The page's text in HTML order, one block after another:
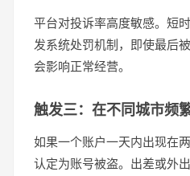
平台对投诉率高度敏感。短
发系统处罚机制，即使最后
会影响正常经营。
触发三：在不同城市频
如果一个账户一天内出现在
认定为账号被盗。出差或外